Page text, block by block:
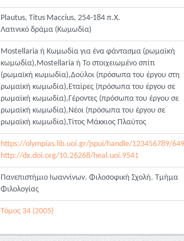
Plautus, Titus Maccius, 254-184 π.Χ.
Λατινικό δράμα (Κωμωδία)
Mostellaria ή Κωμωδία για ένα φάντασμα (ρωμαϊκή
κωμωδία),Mostellaria ή Το στοιχειωμένο σπίτι
(ρωμαϊκή κωμωδία),Δούλοι (πρόσωπα του έργου στη
ρωμαϊκή κωμωδία),Εταίρες (πρόσωπα του έργου σε
ρωμαϊκή κωμωδία),Γέροντες (πρόσωπα του έργου σε
ρωμαϊκή κωμωδία),Νέοι (πρόσωπα του έργου σε
ρωμαϊκή κωμωδία),Τίτος Μάκκιος Πλαύτος
https://olympias.lib.uoi.gr/jspui/handle/123456789/
http://dx.doi.org/10.26268/heal.uoi.9541
Πανεπιστήμιο Ιωαννίνων. Φιλοσοφική Σχολή. Τμήμα
Φιλολογίας
Τόμος 34 (2005)